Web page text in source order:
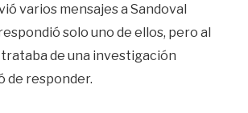
varios mensajes a Sandoval
solo uno de ellos, pero al
de una investigación
de responder.